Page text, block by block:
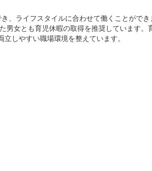
、ライフスタイルに合わせて働くことができ
男女とも育児休暇の取得を推奨しています。
しやすい職場環境を整えています。